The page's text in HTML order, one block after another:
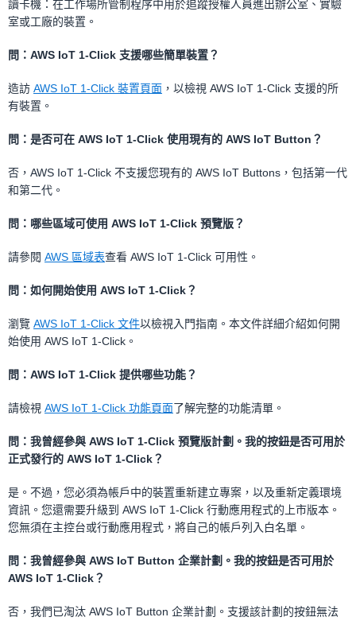
讀卡機：在工作場所管制程序中用於追蹤授權人員進出辦公室、實驗
室或工廠的裝置。
問：AWS IoT 1-Click 支援哪些簡單裝置？
造訪 AWS IoT 1-Click 裝置頁面 ，以檢視 AWS IoT 1-Click 支援的所
有裝置。
問：是否可在 AWS IoT 1-Click 使用現有的 AWS IoT Button？
否，AWS IoT 1-Click 不支援您現有的 AWS IoT Buttons，包括第一代
和第二代。
問：哪些區域可使用 AWS IoT 1-Click 預覽版？
請參閱 AWS 區域表查看 AWS IoT 1-Click 可用性。
問：如何開始使用 AWS IoT 1-Click？
瀏覽 AWS IoT 1-Click 文件以檢視入門指南。本文件詳細介紹如何開
始使用 AWS IoT 1-Click。
問：AWS IoT 1-Click 提供哪些功能？
請檢視 AWS IoT 1-Click 功能頁面了解完整的功能清單。
問：我曾經參與 AWS IoT 1-Click 預覽版計劃。我的按鈕是否可用於
正式發行的 AWS IoT 1-Click？
是。不過，您必須為帳戶中的裝置重新建立專案，以及重新定義環境
資訊。您還需要升級到 AWS IoT 1-Click 行動應用程式的上市版本。
您無須在主控台或行動應用程式，將自己的帳戶列入白名單。
問：我曾經參與 AWS IoT Button 企業計劃。我的按鈕是否可用於
AWS IoT 1-Click？
否，我們已淘汰 AWS IoT Button 企業計劃。支援該計劃的按鈕無法